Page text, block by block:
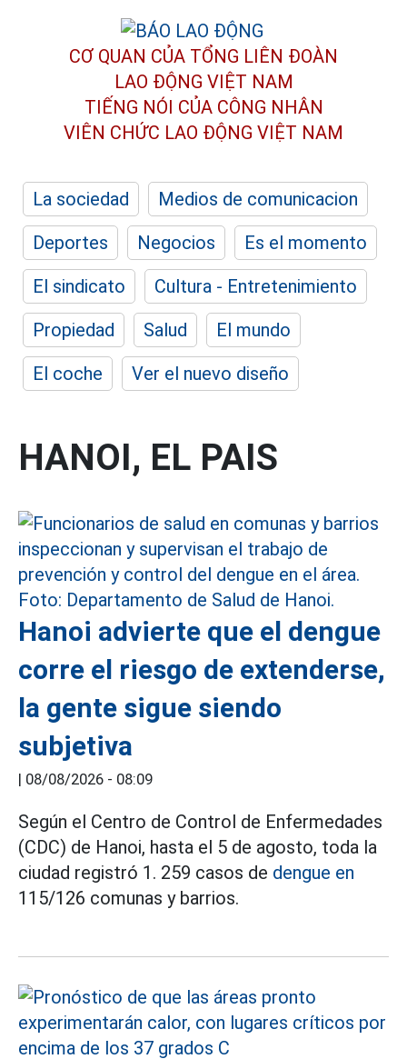
CƠ QUAN CỦA TỔNG LIÊN ĐOÀN
LAO ĐỘNG VIỆT NAM
TIẾNG NÓI CỦA CÔNG NHÂN
VIÊN CHỨC LAO ĐỘNG VIỆT NAM
La sociedad
Medios de comunicacion
Deportes
Negocios
Es el momento
El sindicato
Cultura - Entretenimiento
Propiedad
Salud
El mundo
El coche
Ver el nuevo diseño
HANOI, EL PAIS
Hanoi advierte que el dengue
corre el riesgo de extenderse,
la gente sigue siendo
subjetiva
| 08/08/2026 - 08:09
Según el Centro de Control de Enfermedades
(CDC) de Hanoi, hasta el 5 de agosto, toda la
ciudad registró 1. 259 casos de dengue en
115/126 comunas y barrios.